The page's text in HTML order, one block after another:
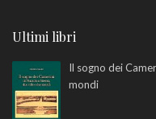
Ultimi libri
Il sogno dei
mondi